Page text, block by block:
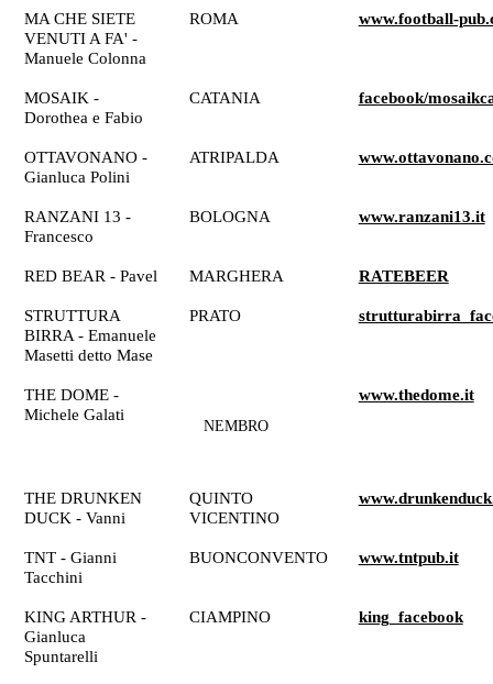
MA CHE SIETE
VENUTI A FA' -
Manuele Colonna
ROMA www.football-
MOSAIK -
Dorothea e Fabio
CATANIA facebook/
OTTAVONANO -
Gianluca Polini
ATRIPALDA
RANZANI 13 -
Francesco
BOLOGNA www.ranzani13.it
RED BEAR - Pavel MARGHERA RATEBEER
STRUTTURA
BIRRA - Emanuele
Masetti detto Mase
PRATO
THE DOME -
Michele Galati
NEMBRO
www.thedome.it
THE DRUNKEN
DUCK - Vanni
QUINTO
VICENTINO
TNT - Gianni
Tacchini
BUONCONVENTO www.tntpub.it
KING ARTHUR -
Gianluca
Spuntarelli
CIAMPINO king_facebook